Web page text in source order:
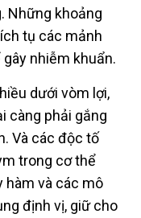
Những khoảng
tụ các mảnh
nhiễm khuẩn.
dưới vòm lợi,
càng phải gắng
Và các độc tố
trong cơ thể
hàm và các mô
định vị, giữ cho